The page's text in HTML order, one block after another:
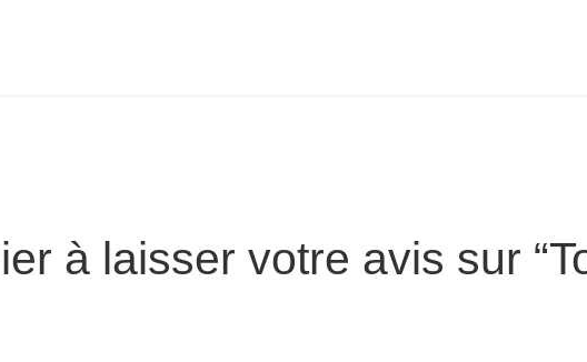
à laisser votre avis sur